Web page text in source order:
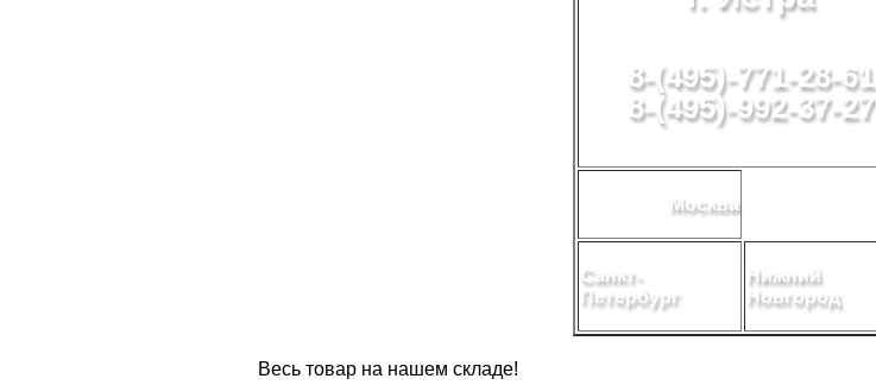
8-(495)-771-28-61
8-(495)-992-37-27
Москва
Санкт-
Петербург
Нижний
Новгород
Весь товар на нашем складе!